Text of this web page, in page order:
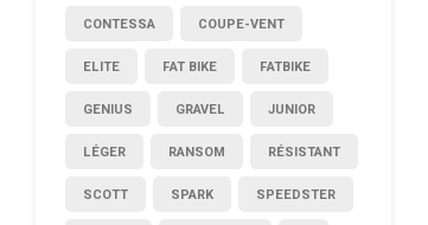
CONTESSA COUPE-VENT
ELITE FAT BIKE FATBIKE
GENIUS GRAVEL JUNIOR
LÉGER RANSOM RÉSISTANT
SCOTT SPARK SPEEDSTER